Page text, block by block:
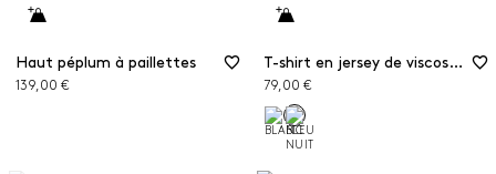
Haut péplum à paillettes
139,00 €
T-shirt en jersey de viscose stretch
79,00 €